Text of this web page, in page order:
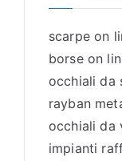
scarpe on
borse on
occhiali da
rayban
occhiali da
impianti